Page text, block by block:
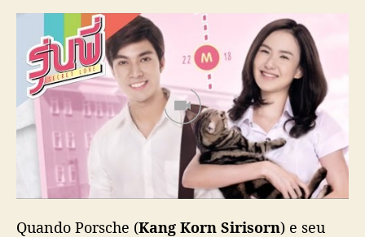
Quando Porsche (Kang Korn Sirisorn) e seu